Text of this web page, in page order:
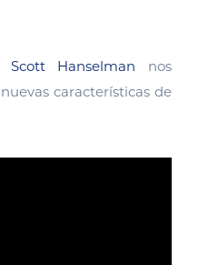
Scott Hanselman nos
características de